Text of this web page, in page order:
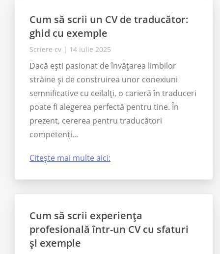
Cum să scrii un CV de traducător:
ghid cu exemple
Scriere cv | 14 iulie 2025
Dacă ești pasionat de învățarea limbilor
străine și de construirea unor conexiuni
semnificative cu ceilalți, o carieră în traduceri
poate fi alegerea perfectă pentru tine. În
prezent, cererea pentru traducători
competenți...
Citește mai multe aici:
Cum să scrii experiența
profesională într-un CV cu sfaturi
și exemple